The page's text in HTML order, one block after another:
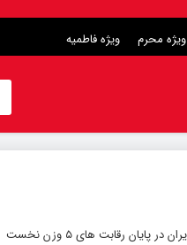
ویژه محرم ویژه فاطمیه
پایگاه خبری و تحلیلی رشد ( roshdnews.ir ) معرفی ۵ وزن نخست کشتی آزاد جوانان آسیاآزادکاران ایران در پایان رقابت های ۵ وزن نخست